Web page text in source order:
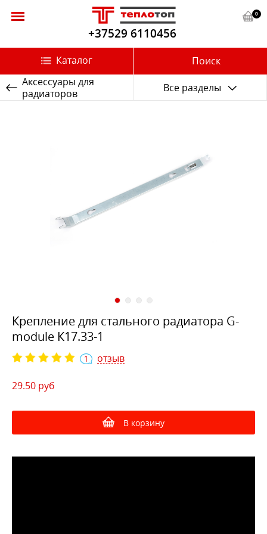
+37529 6110456
Поиск
0
Каталог
Аксессуары для
радиаторов
Все разделы
Крепление для стального радиатора G-
module К17.33-1
1 отзыв
29.50 руб
В корзину